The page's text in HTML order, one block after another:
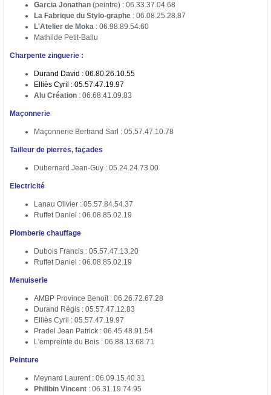
Garcia Jonathan (peintre) : 06.33.37.04.68
La Fabrique du Stylo-graphe : 06.08.25.28.87
L'Atelier de Moka : 06.98.89.54.60
Mathilde Petit-Ballu
Charpente zinguerie :
Durand David : 06.80.26.10.55
Elliès Cyril : 05.57.47.19.97
Alu Création : 06.68.41.09.83
Maçonnerie
Maçonnerie Bertrand Sarl : 05.57.47.10.78
Tailleur de pierres, façades
Dubernard Jean-Guy : 05.24.24.73.00
Electricité
Lanau Olivier : 05.57.84.54.37
Ruffet Daniel : 06.08.85.02.19
Plomberie chauffage
Dubois Francis : 05.57.47.13.20
Ruffet Daniel : 06.08.85.02.19
Menuiserie
AMBP Province Benoît : 06.26.72.67.28
Durand Régis : 05.57.47.12.83
Elliès Cyril : 05.57.47.19.97
Pradel Jean Patrick : 06.45.48.91.54
L'empreinte du Bois : 06.88.13.68.71
Peinture
Meynard Laurent : 06.09.15.40.31
Philibin Vincent : 06.31.19.74.95